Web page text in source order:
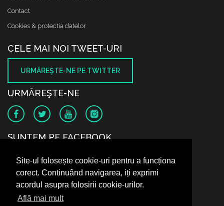
Site-ul folosește cookie-uri pentru a funcționa
corect. Continuând navigarea, iți exprimi
acordul asupra folosirii cookie-urilor.
Află mai mult
Contact
Cookies & protectia datelor
CELE MAI NOI TWEET-URI
URMĂREŞTE-NE PE TWITTER
URMĂREŞTE-NE
SUNTEM PE FACEBOOK